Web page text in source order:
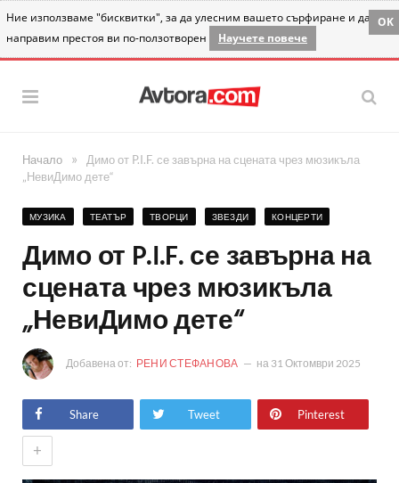
Ние използваме "бисквитки", за да улесним вашето сърфиране и да
направим престоя ви по-ползотворен
Научете повече
OK
Начало »
Димо от P.I.F. се завърна на сцената чрез мюзикъла
„НевиДимо дете“
МУЗИКА ТЕАТЪР ТВОРЦИ ЗВЕЗДИ КОНЦЕРТИ
Димо от P.I.F. се завърна на
сцената чрез мюзикъла
„НевиДимо дете“
Добавена от: РЕНИ СТЕФАНОВА на 31 Октомври 2025
Share Tweet Pinterest
+